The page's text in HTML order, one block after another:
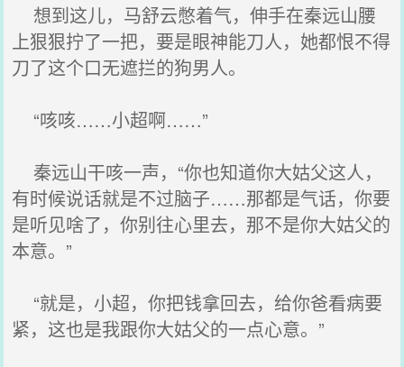
想到这儿，马舒云憋着气，伸手在秦远山腰
上狠狠拧了一把，要是眼神能刀人，她都恨不得
刀了这个口无遮拦的狗男人。
“咳咳……小超啊……”
秦远山干咳一声，“你也知道你大姑父这人，
有时候说话就是不过脑子……那都是气话，你要
是听见啥了，你别往心里去，那不是你大姑父的
本意。”
“就是，小超，你把钱拿回去，给你爸看病要
紧，这也是我跟你大姑父的一点心意。”